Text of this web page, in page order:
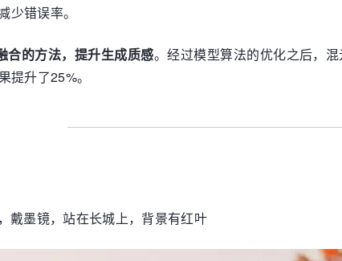
错误率。
合的方法，提升生成质感。经过模型算法的优化之后，
提升了25%。
戴墨镜，站在长城上，背景有红叶